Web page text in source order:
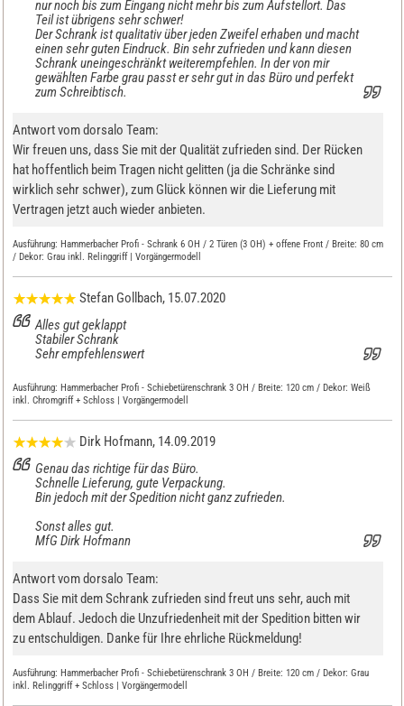
nur noch bis zum Eingang nicht mehr bis zum Aufstellort. Das
Teil ist übrigens sehr schwer!
Der Schrank ist qualitativ über jeden Zweifel erhaben und macht
einen sehr guten Eindruck. Bin sehr zufrieden und kann diesen
Schrank uneingeschränkt weiterempfehlen. In der von mir
gewählten Farbe grau passt er sehr gut in das Büro und perfekt
zum Schreibtisch.
Antwort vom dorsalo Team:
Wir freuen uns, dass Sie mit der Qualität zufrieden sind. Der Rücken
hat hoffentlich beim Tragen nicht gelitten (ja die Schränke sind
wirklich sehr schwer), zum Glück können wir die Lieferung mit
Vertragen jetzt auch wieder anbieten.
Ausführung: Hammerbacher Profi - Schrank 6 OH / 2 Türen (3 OH) + offene Front / Breite: 80 cm
/ Dekor: Grau inkl. Relinggriff | Vorgängermodell
Stefan Gollbach, 15.07.2020
Alles gut geklappt
Stabiler Schrank
Sehr empfehlenswert
Ausführung: Hammerbacher Profi - Schiebetürenschrank 3 OH / Breite: 120 cm / Dekor: Weiß
inkl. Chromgriff + Schloss | Vorgängermodell
Dirk Hofmann, 14.09.2019
Genau das richtige für das Büro.
Schnelle Lieferung, gute Verpackung.
Bin jedoch mit der Spedition nicht ganz zufrieden.
Sonst alles gut.
MfG Dirk Hofmann
Antwort vom dorsalo Team:
Dass Sie mit dem Schrank zufrieden sind freut uns sehr, auch mit
dem Ablauf. Jedoch die Unzufriedenheit mit der Spedition bitten wir
zu entschuldigen. Danke für Ihre ehrliche Rückmeldung!
Ausführung: Hammerbacher Profi - Schiebetürenschrank 3 OH / Breite: 120 cm / Dekor: Grau
inkl. Relinggriff + Schloss | Vorgängermodell